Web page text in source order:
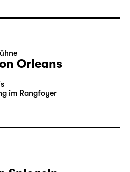
Orleans
im Rangfoyer